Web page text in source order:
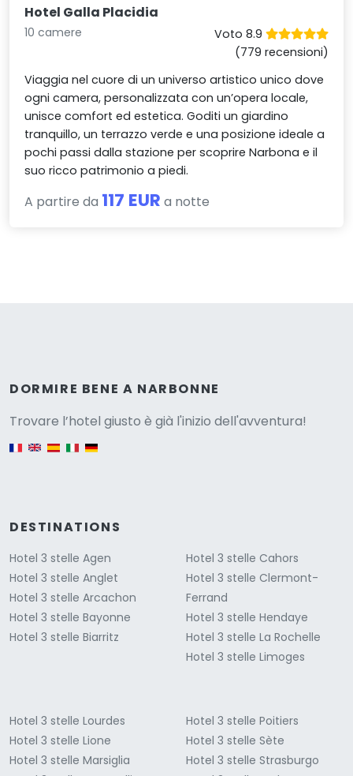
Hotel Galla Placidia
10 camere
Voto 8.9
(779 recensioni)
Viaggia nel cuore di un universo artistico unico dove
ogni camera, personalizzata con un’opera locale,
unisce comfort ed estetica. Goditi un giardino
tranquillo, un terrazzo verde e una posizione ideale a
pochi passi dalla stazione per scoprire Narbona e il
suo ricco patrimonio a piedi.
A partire da 117 EUR a notte
DORMIRE BENE A NARBONNE
Trovare l’hotel giusto è già l'inizio dell'avventura!
DESTINATIONS
Hotel 3 stelle Agen
Hotel 3 stelle Anglet
Hotel 3 stelle Arcachon
Hotel 3 stelle Bayonne
Hotel 3 stelle Biarritz
Hotel 3 stelle Cahors
Hotel 3 stelle Clermont-
Ferrand
Hotel 3 stelle Hendaye
Hotel 3 stelle La Rochelle
Hotel 3 stelle Limoges
Hotel 3 stelle Lourdes
Hotel 3 stelle Lione
Hotel 3 stelle Marsiglia
Hotel 3 stelle Poitiers
Hotel 3 stelle Sète
Hotel 3 stelle Strasburgo